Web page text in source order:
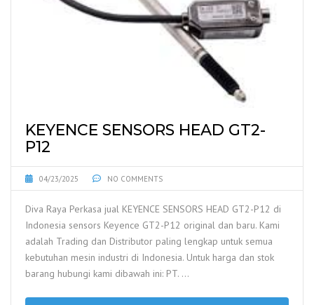
KEYENCE SENSORS HEAD GT2-
P12
04/23/2025 NO COMMENTS
Diva Raya Perkasa jual KEYENCE SENSORS HEAD GT2-P12 di
Indonesia sensors Keyence GT2-P12 original dan baru. Kami
adalah Trading dan Distributor paling lengkap untuk semua
kebutuhan mesin industri di Indonesia. Untuk harga dan stok
barang hubungi kami dibawah ini: PT. …